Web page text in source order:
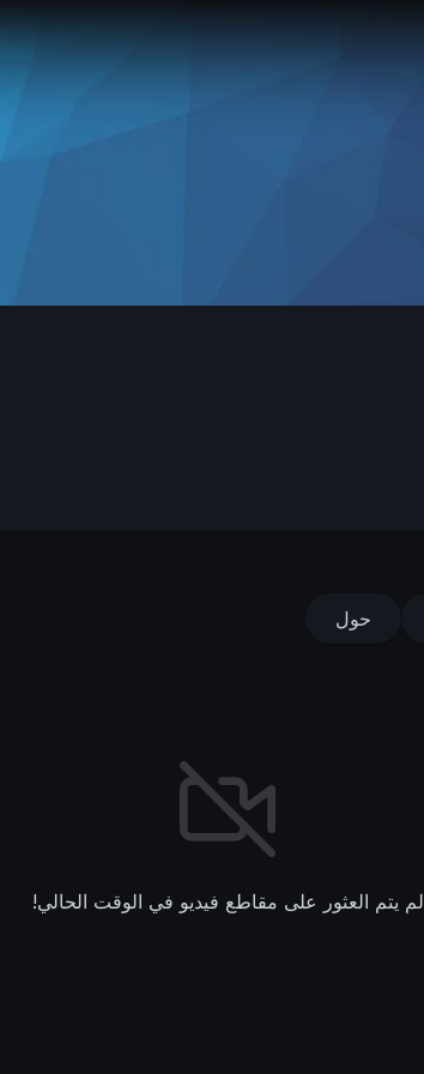
حول
لم يتم العثور على مقاطع فيديو في الوقت الحالي!